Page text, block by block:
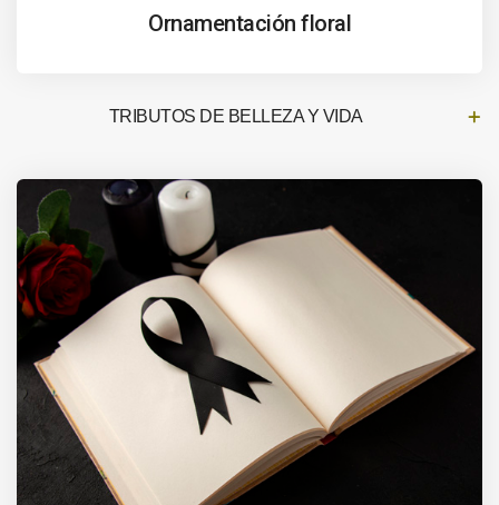
Ornamentación floral
TRIBUTOS DE BELLEZA Y VIDA